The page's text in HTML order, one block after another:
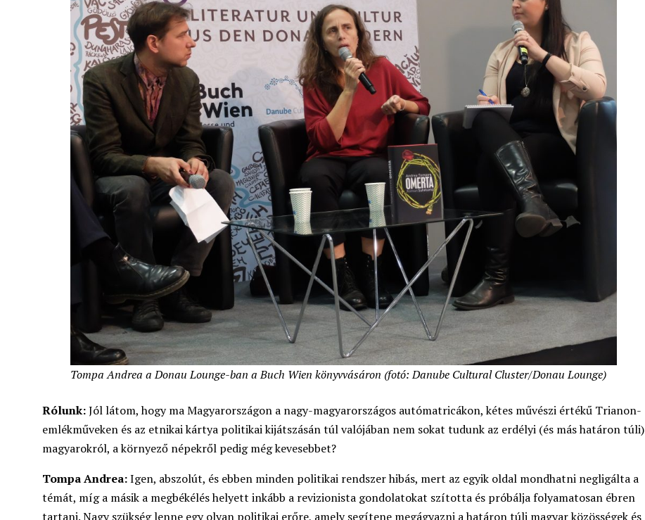
Tompa Andrea a Donau Lounge-ban a Buch Wien könyvvásáron (fotó: Danube Cultural Cluster/Donau Lounge)
Rólunk:Jól látom, hogy ma Magyarországon a nagy-magyarországos autómatricákon, kétes művészi értékű Trianon-
emlékműveken és az etnikai kártya politikai kijátszásán túl valójában nem sokat tudunk az erdélyi (és más határon túli)
magyarokról, a környező népekről pedig még kevesebbet?
Tompa Andrea:Igen, abszolút, és ebben minden politikai rendszer hibás, mert az egyik oldal mondhatni negligálta a
témát, míg a másik a megbékélés helyett inkább a revizionista gondolatokat szította és próbálja folyamatosan ébren
tartani. Nagy szükség lenne egy olyan politikai erőre, amely segítene megágyazni a határon túli magyar közösségek és